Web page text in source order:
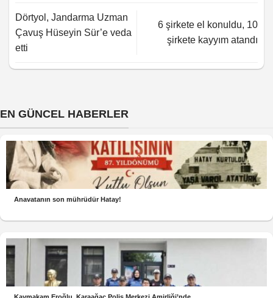
Dörtyol, Jandarma Uzman
Çavuş Hüseyin Sür’e veda
etti
6 şirkete el konuldu, 10
şirkete kayyım atandı
EN GÜNCEL HABERLER
Anavatanın son mührüdür Hatay!